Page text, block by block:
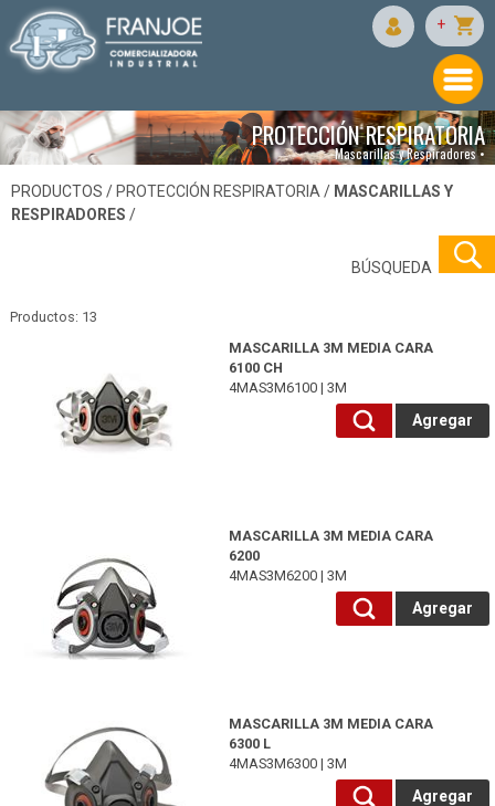
+
PROTECCIÓN RESPIRATORIA
Mascarillas y Respiradores •
PRODUCTOS / PROTECCIÓN RESPIRATORIA / MASCARILLAS Y
RESPIRADORES /
BÚSQUEDA
Productos: 13
MASCARILLA 3M MEDIA CARA
6100 CH
4MAS3M6100 | 3M
Agregar
MASCARILLA 3M MEDIA CARA
6200
4MAS3M6200 | 3M
Agregar
MASCARILLA 3M MEDIA CARA
6300 L
4MAS3M6300 | 3M
Agregar